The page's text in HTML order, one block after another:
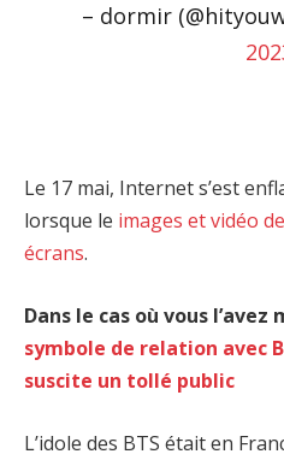
– dormir
Le 17 mai, Internet s’est
lorsque le images et vidéo
écrans.
Dans le cas où vous l’avez
symbole de relation avec
suscite un tollé public
L’idole des BTS était en